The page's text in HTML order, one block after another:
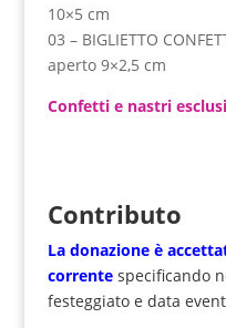
10×5 cm
03 – BIGLIETTO
aperto 9×2,5 cm
Confetti e nastri
Contributo
La donazione è
corrente specificando
festeggiato e data